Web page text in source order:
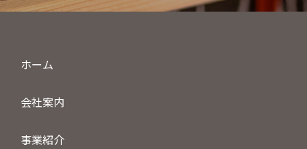
ホーム
会社案内
事業紹介